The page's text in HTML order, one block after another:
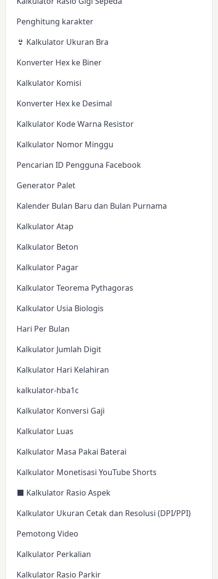
Penghitung karakter
👙 Kalkulator Ukuran Bra
Konverter Hex ke Biner
Kalkulator Komisi
Konverter Hex ke Desimal
Kalkulator Kode Warna Resistor
Kalkulator Nomor Minggu
Pencarian ID Pengguna Facebook
Generator Palet
Kalender Bulan Baru dan Bulan Purnama
Kalkulator Atap
Kalkulator Beton
Kalkulator Pagar
Kalkulator Teorema Pythagoras
Kalkulator Usia Biologis
Hari Per Bulan
Kalkulator Jumlah Digit
Kalkulator Hari Kelahiran
kalkulator-hba1c
Kalkulator Konversi Gaji
Kalkulator Luas
Kalkulator Masa Pakai Baterai
Kalkulator Monetisasi YouTube Shorts
⬛ Kalkulator Rasio Aspek
Kalkulator Ukuran Cetak dan Resolusi (DPI/PPI)
Pemotong Video
Kalkulator Perkalian
Kalkulator Rasio Parkir